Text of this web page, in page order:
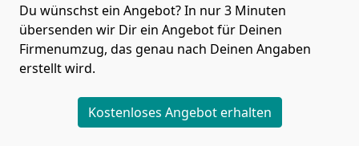
Du wünschst ein Angebot? In nur 3 Minuten
übersenden wir Dir ein Angebot für Deinen
Firmenumzug, das genau nach Deinen Angaben
erstellt wird.
Kostenloses Angebot erhalten